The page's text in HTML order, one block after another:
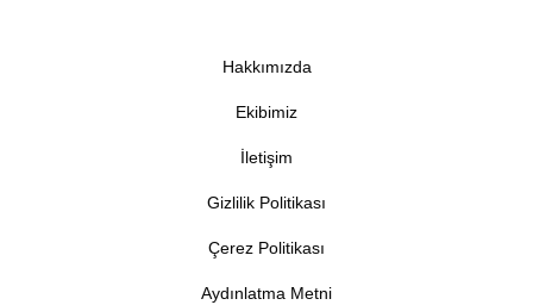
Hakkımızda
Ekibimiz
İletişim
Gizlilik Politikası
Çerez Politikası
Aydınlatma Metni